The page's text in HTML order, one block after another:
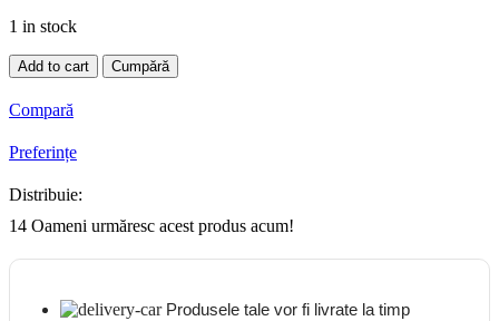
1 in stock
Kit
Accesorii
Dacia
Duster
COD117202506R
quantity
Add to cart Cumpără
Compară
Preferințe
Distribuie:
14 Oameni urmăresc acest produs acum!
Produsele tale vor fi livrate la timp